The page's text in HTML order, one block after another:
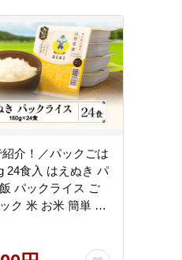
紹介！／パックごは
24食入 はえぬき パ
パックライス ご
ク 米 お米 簡単 レ